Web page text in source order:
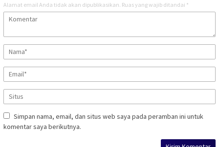
Alamat email Anda tidak akan dipublikasikan. Ruas yang wajib ditandai *
Simpan nama, email, dan situs web saya pada peramban ini untuk
komentar saya berikutnya.